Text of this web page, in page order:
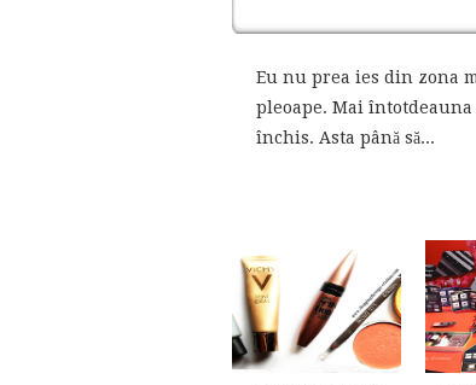
Eu nu prea ies din zona
pleoape. Mai
închis. Asta până să...